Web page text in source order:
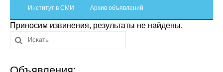
Отчетность
Противодействие коррупции
Институт в СМИ Архив объявлений
Приносим извинения, результаты не найдены.